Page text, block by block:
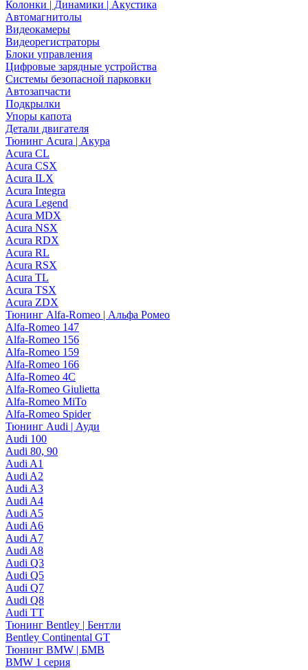
Колонки | Динамики | Акустика
Автомагнитолы
Видеокамеры
Видеорегистраторы
Блоки управления
Цифровые зарядные устройства
Системы безопасной парковки
Автозапчасти
Подкрылки
Упоры капота
Детали двигателя
Тюнинг Acura | Акура
Acura CL
Acura CSX
Acura ILX
Acura Integra
Acura Legend
Acura MDX
Acura NSX
Acura RDX
Acura RL
Acura RSX
Acura TL
Acura TSX
Acura ZDX
Тюнинг Alfa-Romeo | Альфа Ромео
Alfa-Romeo 147
Alfa-Romeo 156
Alfa-Romeo 159
Alfa-Romeo 166
Alfa-Romeo 4C
Alfa-Romeo Giulietta
Alfa-Romeo MiTo
Alfa-Romeo Spider
Тюнинг Audi | Ауди
Audi 100
Audi 80, 90
Audi A1
Audi A2
Audi A3
Audi A4
Audi A5
Audi A6
Audi A7
Audi A8
Audi Q3
Audi Q5
Audi Q7
Audi Q8
Audi TT
Тюнинг Bentley | Бентли
Bentley Continental GT
Тюнинг BMW | БМВ
BMW 1 серия